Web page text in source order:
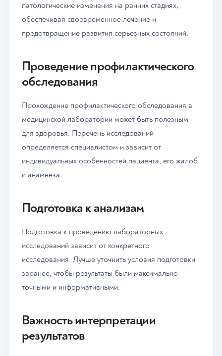
патологические изменения на ранних стадиях,
обеспечивая своевременное лечение и
предотвращение развития серьезных состояний.
Проведение профилактического
обследования
Прохождение профилактического обследования в
медицинской лаборатории может быть полезным
для здоровья. Перечень исследований
определяется специалистом и зависит от
индивидуальных особенностей пациента, его жалоб
и анамнеза.
Подготовка к анализам
Подготовка к проведению лабораторных
исследований зависит от конкретного
исследования. Лучше уточнить условия подготовки
заранее, чтобы результаты были максимально
точными и информативными.
Важность интерпретации
результатов